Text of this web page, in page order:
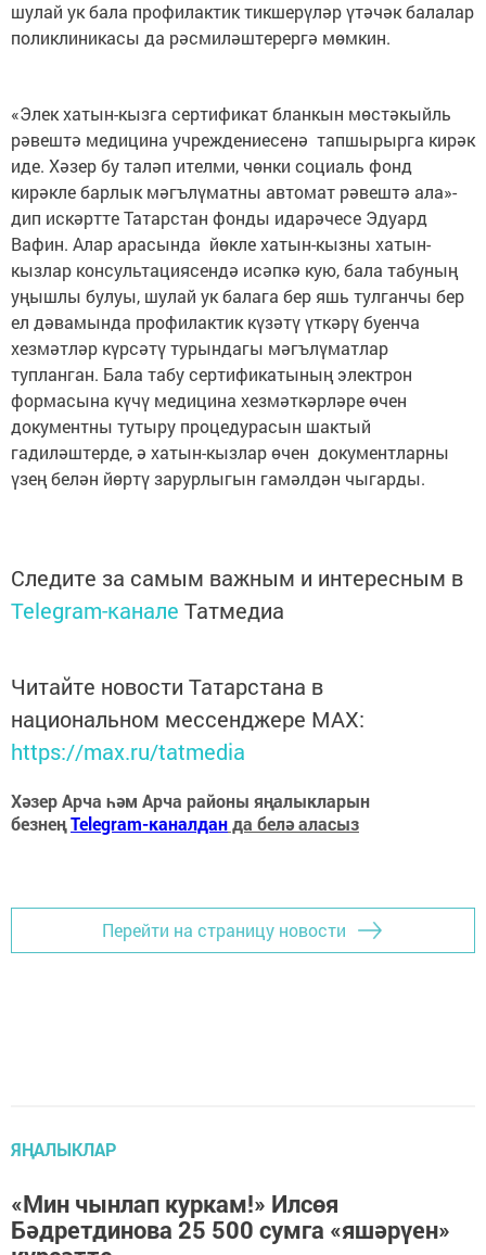
шулай ук бала профилактик тикшерүләр үтәчәк балалар
поликлиникасы да рәсмиләштерергә мөмкин.
«Элек хатын-кызга сертификат бланкын мөстәкыйль
рәвештә медицина учреждениесенә тапшырырга кирәк
иде. Хәзер бу таләп ителми, чөнки социаль фонд
кирәкле барлык мәгълүматны автомат рәвештә ала»-
дип искәртте Татарстан фонды идарәчесе Эдуард
Вафин. Алар арасында йөкле хатын-кызны хатын-
кызлар консультациясендә исәпкә кую, бала табуның
уңышлы булуы, шулай ук балага бер яшь тулганчы бер
ел дәвамында профилактик күзәтү үткәрү буенча
хезмәтләр күрсәтү турындагы мәгълүматлар
тупланган. Бала табу сертификатының электрон
формасына күчү медицина хезмәткәрләре өчен
документны тутыру процедурасын шактый
гадиләштерде, ә хатын-кызлар өчен документларны
үзең белән йөртү зарурлыгын гамәлдән чыгарды.
Следите за самым важным и интересным в
Telegram-канале Татмедиа
Читайте новости Татарстана в
национальном мессенджере MАХ:
https://max.ru/tatmedia
Хәзер Арча һәм Арча районы яңалыкларын
безнеңTelegram-каналданда белә аласыз
Перейти на страницу новости
ЯҢАЛЫКЛАР
«Мин чынлап куркам!» Илсөя
Бәдретдинова 25 500 сумга «яшәрүен»